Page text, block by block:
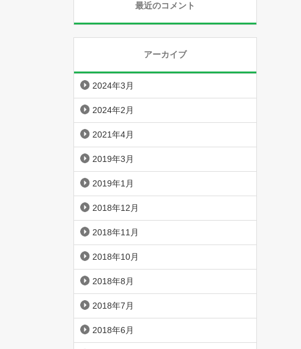
最近のコメント
アーカイブ
2024年3月
2024年2月
2021年4月
2019年3月
2019年1月
2018年12月
2018年11月
2018年10月
2018年8月
2018年7月
2018年6月